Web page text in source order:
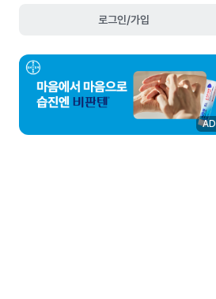
로그인/가입
AD